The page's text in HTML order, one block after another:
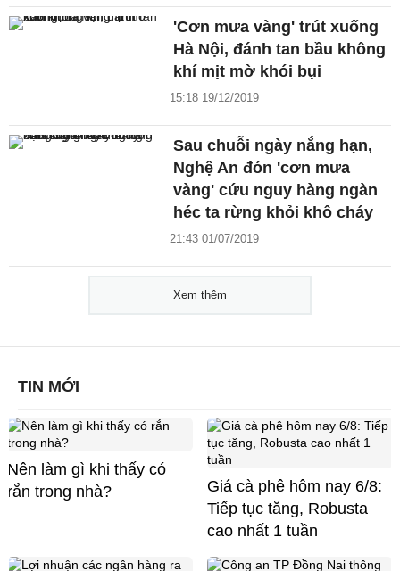
'Cơn mưa vàng' trút xuống
Hà Nội, đánh tan bầu không
khí mịt mờ khói bụi
15:18 19/12/2019
Sau chuỗi ngày nắng hạn,
Nghệ An đón 'cơn mưa
vàng' cứu nguy hàng ngàn
héc ta rừng khỏi khô cháy
21:43 01/07/2019
Xem thêm
TIN MỚI
Nên làm gì khi thấy có
rắn trong nhà?
Giá cà phê hôm nay 6/8:
Tiếp tục tăng, Robusta
cao nhất 1 tuần